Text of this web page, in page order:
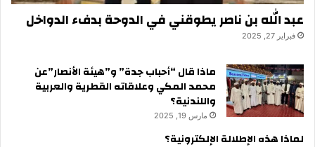
عبد الله بن ناصر يطوقني في الدوحة بدفء الدواخل
فبراير 27, 2025
ماذا قال “أحباب جدة” و”هيئة الأنصار”عن
محمد المكي وعلاقاته القطرية والعربية
واللندنية؟
مارس 19, 2025
لماذا هذه الإطلالة الإلكترونية؟